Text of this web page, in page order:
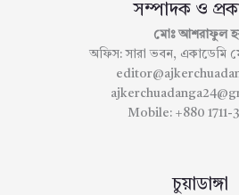
সম্পাদক ও
মোঃ আশরাফুল
অফিস: সারা ভবন, একাডেমি
Mobile: +880 1711-
চুয়াডাঙ্গা